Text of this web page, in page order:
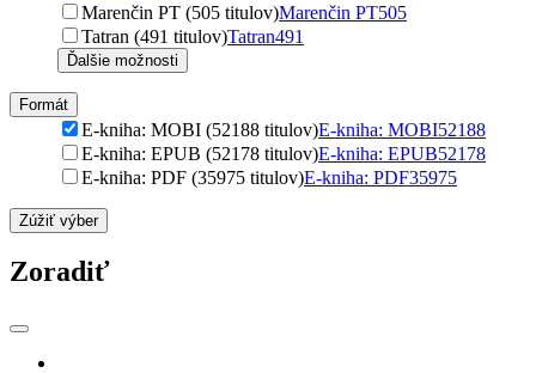
Marenčin PT (505 titulov)Marenčin PT505
Tatran (491 titulov)Tatran491
Ďalšie možnosti
Formát
E-kniha: MOBI (52188 titulov)E-kniha: MOBI52188
E-kniha: EPUB (52178 titulov)E-kniha: EPUB52178
E-kniha: PDF (35975 titulov)E-kniha: PDF35975
Zúžiť výber
Zoradiť